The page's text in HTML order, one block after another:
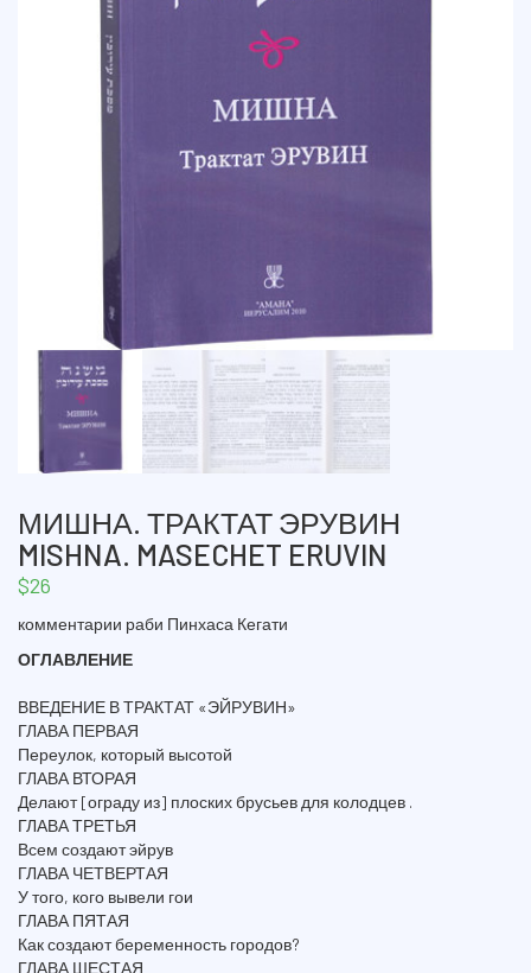
МИШНА. ТРАКТАТ ЭРУВИН
MISHNA. MASECHET ERUVIN
$26
комментарии раби Пинхаса Кегати
ОГЛАВЛЕНИЕ
ВВЕДЕНИЕ В ТРАКТАТ «ЭЙРУВИН»
ГЛАВА ПЕРВАЯ
Переулок, который высотой
ГЛАВА ВТОРАЯ
Делают [ограду из] плоских брусьев для колодцев .
ГЛАВА ТРЕТЬЯ
Всем создают эйрув
ГЛАВА ЧЕТВЕРТАЯ
У того, кого вывели гои
ГЛАВА ПЯТАЯ
Как создают беременность городов?
ГЛАВА ШЕСТАЯ